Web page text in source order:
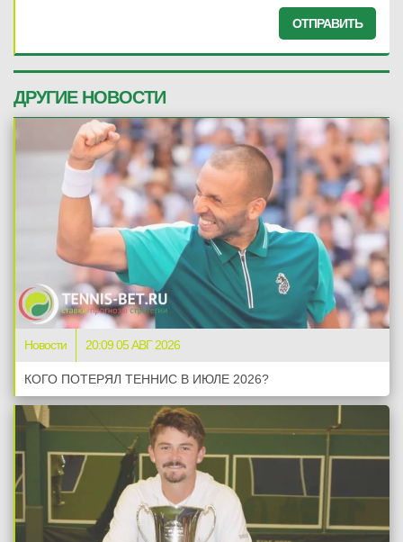
ОТПРАВИТЬ
ДРУГИЕ НОВОСТИ
Новости 20:09 05 АВГ 2026
КОГО ПОТЕРЯЛ ТЕННИС В ИЮЛЕ 2026?